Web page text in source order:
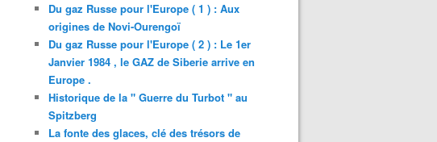
Du gaz Russe pour l'Europe ( 1 ) : Aux
origines de Novi-Ourengoï
Du gaz Russe pour l'Europe ( 2 ) : Le 1er
Janvier 1984 , le GAZ de Siberie arrive en
Europe .
Historique de la " Guerre du Turbot " au
Spitzberg
La fonte des glaces, clé des trésors de